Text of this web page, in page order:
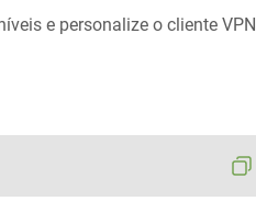
e personalize o cliente VPN